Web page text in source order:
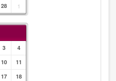
28 1
3
4
10
11
17
18